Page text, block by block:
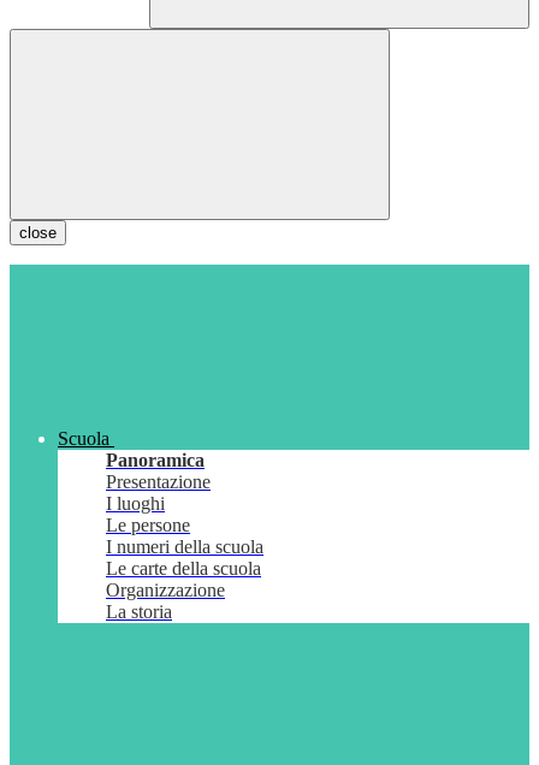
close
Scuola
Panoramica
Presentazione
I luoghi
Le persone
I numeri della scuola
Le carte della scuola
Organizzazione
La storia